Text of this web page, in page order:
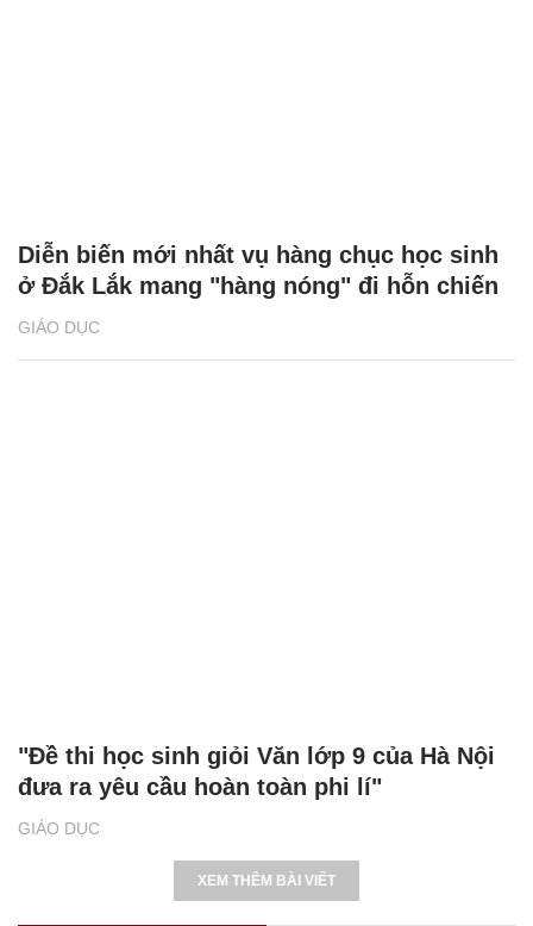
GIÁO DỤC
Diễn biến mới nhất vụ hàng chục học sinh
ở Đắk Lắk mang "hàng nóng" đi hỗn chiến
GIÁO DỤC
"Đề thi học sinh giỏi Văn lớp 9 của Hà Nội
đưa ra yêu cầu hoàn toàn phi lí"
XEM THÊM BÀI VIẾT